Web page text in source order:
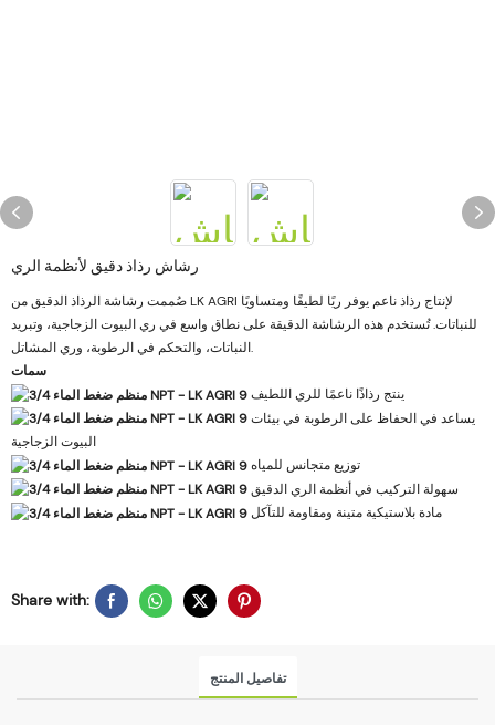
رشاش رذاذ دقيق لأنظمة الري
صُممت رشاشة الرذاذ الدقيق من LK AGRI لإنتاج رذاذ ناعم يوفر ريًا لطيفًا ومتساويًا
للنباتات. تُستخدم هذه الرشاشة الدقيقة على نطاق واسع في ري البيوت الزجاجية، وتبريد
النباتات، والتحكم في الرطوبة، وري المشاتل.
سمات
ينتج رذاذًا ناعمًا للري اللطيف
البيوت الزجاجية
توزيع متجانس للمياه
سهولة التركيب في أنظمة الري الدقيق
مادة بلاستيكية متينة ومقاومة للتآكل
Share with:
تفاصيل المنتج